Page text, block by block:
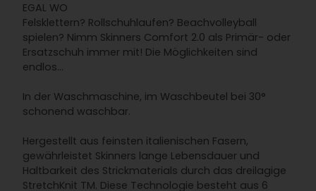
EGAL WO
Felsklettern? Rollschuhlaufen? Beachvolleyball
spielen? Nimm Skinners Comfort 2.0 als Primär- oder
Ersatzschuh immer mit! Die Möglichkeiten sind
endlos...
In der Waschmaschine, im Waschbeutel bei 30°
schonend waschbar.
Hergestellt aus feinsten italienischen Fasern,
gewährleistet Skinners lange Lebensdauer und
Haltbarkeit des Strickmaterials durch das dreilagige
StretchKnit TM. Diese Technologie besteht aus 6